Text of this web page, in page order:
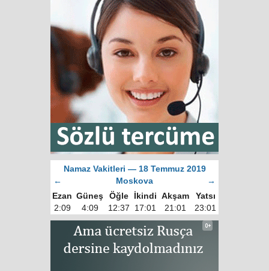
Namaz Vakitleri — 18 Temmuz 2019
←
Moskova
→
Ezan Güneş Öğle İkindi Akşam
Yatsı
2:09
4:09 12:37 17:01 21:01 23:01